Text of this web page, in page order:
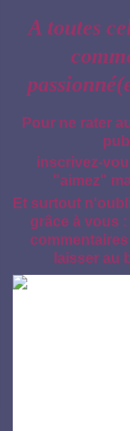
A toutes
Pour ne rater
inscrivez-
"aimez"
Et surtout
grâce à vous
laisser au